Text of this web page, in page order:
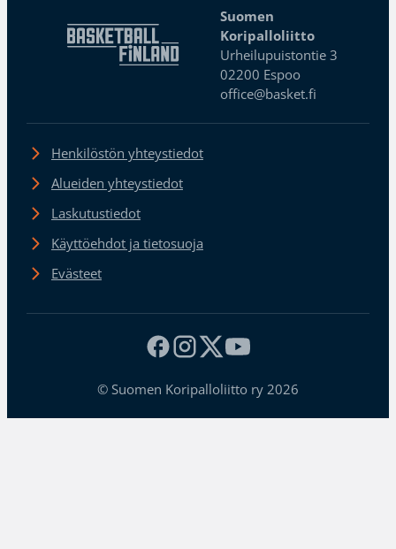
Suomen
Koripalloliitto
Urheilupuistontie 3
02200 Espoo
office@basket.fi
Henkilöstön yhteystiedot
Alueiden yhteystiedot
Laskutustiedot
Käyttöehdot ja tietosuoja
Evästeet
© Suomen Koripalloliitto ry 2026